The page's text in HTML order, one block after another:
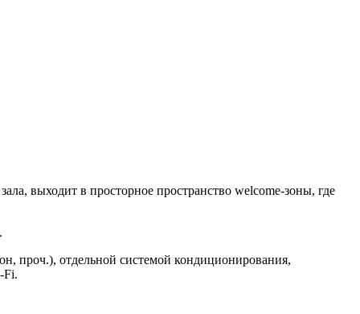
выходит в просторное пространство welcome-зоны, где
отдельной системой кондиционирования,
Fi.